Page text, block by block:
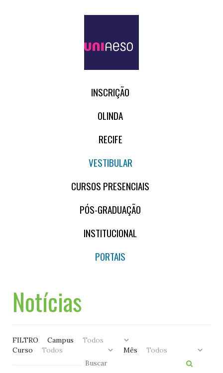
INSCRIÇÃO
OLINDA
RECIFE
VESTIBULAR
CURSOS PRESENCIAIS
PÓS-GRADUAÇÃO
INSTITUCIONAL
PORTAIS
Notícias
FILTRO
Campus
Curso
Mês